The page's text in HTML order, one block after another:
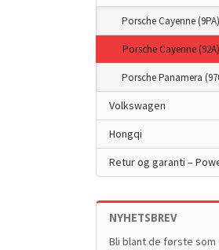
Porsche Cayenne
Porsche Cayenne
Porsche Panamera
Volkswagen
Hongqi
Retur og garanti –
NYHETSBREV
Bli blant de første som